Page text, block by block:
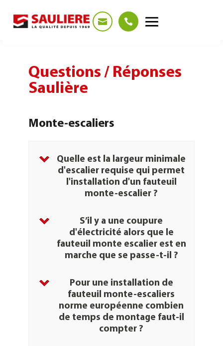
Questions / Réponses
Saulière
Monte-escaliers
Quelle est la largeur minimale
d'escalier requise qui permet
l'installation d'un fauteuil
monte-escalier ?
monte-escaliers
S’il y a une coupure
d'électricité alors que le
fauteuil monte escalier est en
marche que se passe-t-il ?
fauteuils monte-
escaliers
Pour une installation de
fauteuil monte-escaliers
norme européenne combien
de temps de montage faut-il
compter ?